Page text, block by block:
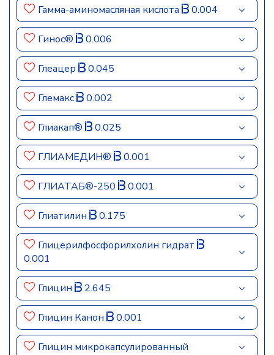
Гамма-аминомасляная кислота 0.004
Гинос® 0.006
Глеацер 0.045
Глемакс 0.002
Глиакап® 0.025
ГЛИАМЕДИН® 0.001
ГЛИАТАБ®-250 0.001
Глиатилин 0.175
Глицерилфосфорилхолин гидрат
0.001
Глицин 2.645
Глицин Канон 0.001
Глицин микрокапсулированный